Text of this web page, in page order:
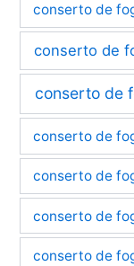
conserto de
conserto de
conserto de
conserto de
conserto de
conserto de
conserto de